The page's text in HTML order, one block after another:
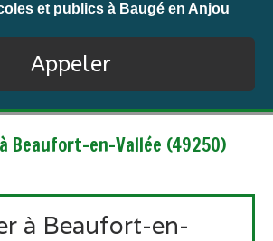
et publics à Baugé en Anjou
Appeler
Beaufort-en-Vallée (49250)
à Beaufort-en-